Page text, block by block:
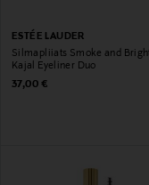
ESTÉE LAUDER
Silmapliiats Smoke and
Kajal Eyeliner Duo
Original Price
37,00 €